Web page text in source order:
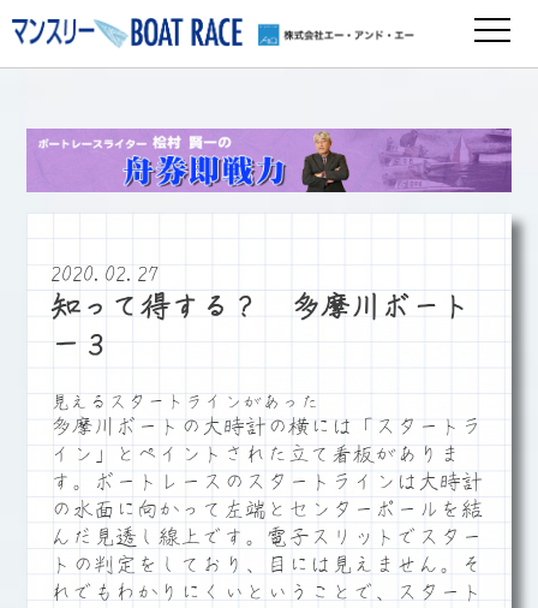
2020.02.27
知って得する？ 多摩川ボート
－３
見えるスタートラインがあった
多摩川ボートの大時計の横には「スタートラ
イン」とペイントされた立て看板がありま
す。ボートレースのスタートラインは大時計
の水面に向かって左端とセンターポールを結
んだ見透し線上です。電子スリットでスター
トの判定をしており、目には見えません。そ
れでもわかりにくいということで、スタート